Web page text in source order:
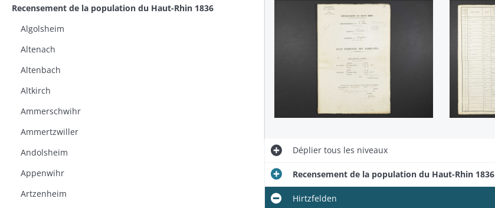
Recensement de la population du Haut-Rhin 1836
Algolsheim
Altenach
Altenbach
Altkirch
Ammerschwihr
Ammertzwiller
Andolsheim
Appenwihr
Artzenheim
Dépliertous les niveaux
Recensement de la population du Haut-Rhin 1836
Hirtzfelden